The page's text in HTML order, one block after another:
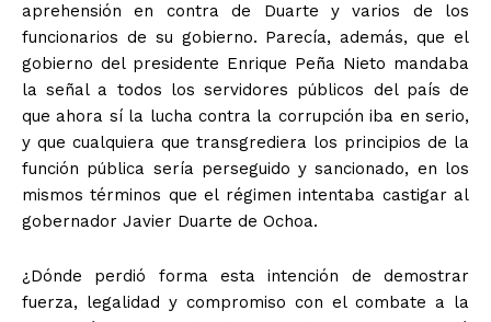
aprehensión en contra de Duarte y varios de los
funcionarios de su gobierno. Parecía, además, que el
gobierno del presidente Enrique Peña Nieto mandaba
la señal a todos los servidores públicos del país de
que ahora sí la lucha contra la corrupción iba en serio,
y que cualquiera que transgrediera los principios de la
función pública sería perseguido y sancionado, en los
mismos términos que el régimen intentaba castigar al
gobernador Javier Duarte de Ochoa.
¿Dónde perdió forma esta intención de demostrar
fuerza, legalidad y compromiso con el combate a la